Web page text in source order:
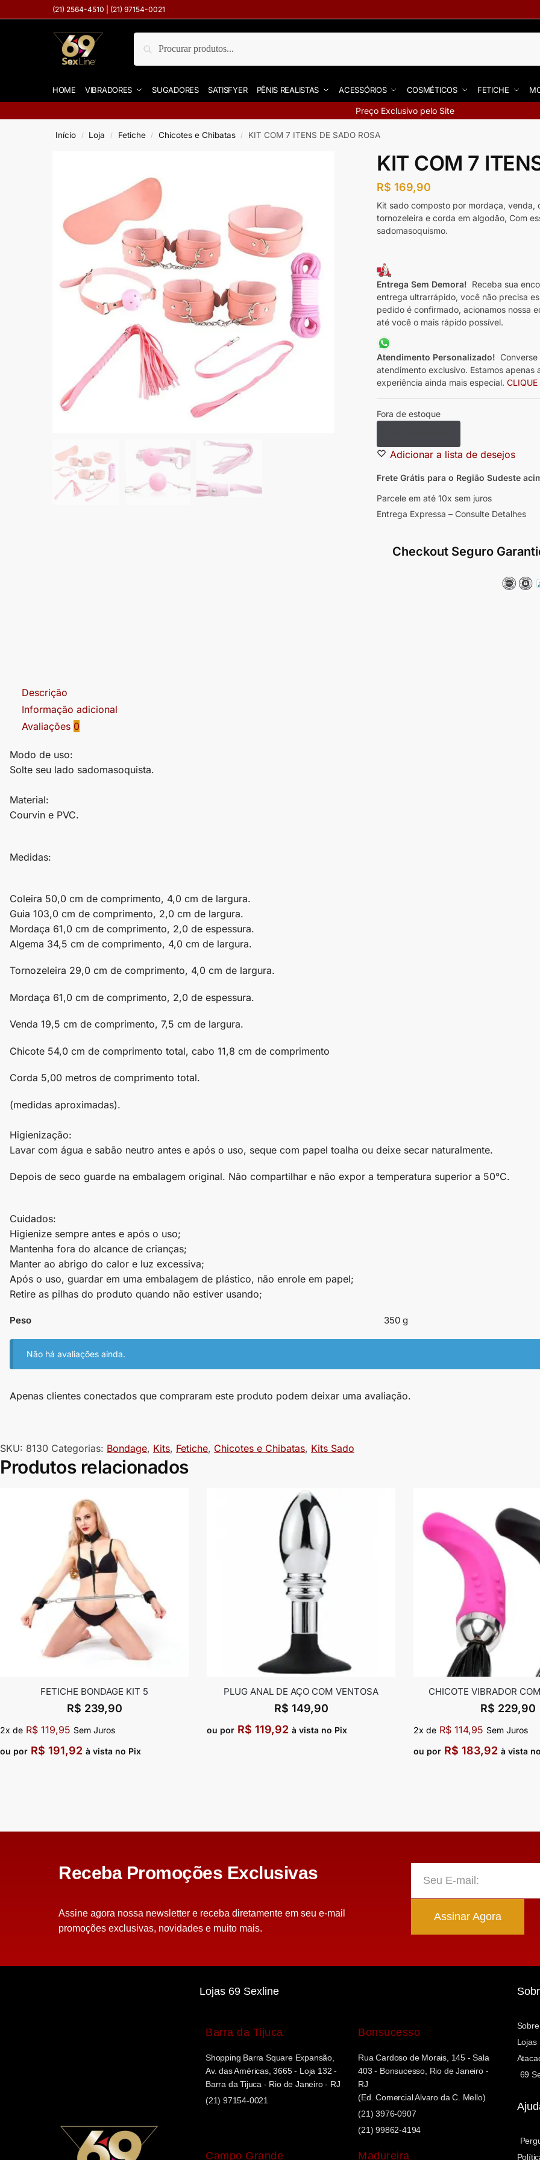
(21) 2564-4510 | (21) 97154-0021
Pesquisar
HOME VIBRADORES SUGADORES SATISFYER PÊNIS REALISTAS ACESSÓRIOS COSMÉTICOS FETICHE
Preço Exclusivo pelo Site
Início / Loja / Fetiche / Chicotes e Chibatas / KIT COM 7 ITENS DE SADO ROSA
KIT COM 7
R$ 169,90
Kit sado composto por mordaça,
tornozeleira e corda em algodão, Com
sadomasoquismo.
Entrega Sem Demora! Receba sua
entrega ultrarrápido, você não precisa
pedido é confirmado, acionamos nossa
até você o mais rápido possível.
Atendimento Personalizado!
atendimento exclusivo. Estamos
experiência ainda mais especial.
Fora de estoque
Adicionar a lista de desejos
Frete Grátis para o Região Sudeste
Parcele em até 10x sem juros
Entrega Expressa – Consulte Detalhes
Checkout Seguro
Descrição
Informação adicional
Avaliações 0
Modo de uso:
Solte seu lado sadomasoquista.
Material:
Courvin e PVC.
Medidas:
Coleira 50,0 cm de comprimento, 4,0 cm de largura.
Guia 103,0 cm de comprimento, 2,0 cm de largura.
Mordaça 61,0 cm de comprimento, 2,0 de espessura.
Algema 34,5 cm de comprimento, 4,0 cm de largura.
Tornozeleira 29,0 cm de comprimento, 4,0 cm de largura.
Mordaça 61,0 cm de comprimento, 2,0 de espessura.
Venda 19,5 cm de comprimento, 7,5 cm de largura.
Chicote 54,0 cm de comprimento total, cabo 11,8 cm de comprimento
Corda 5,00 metros de comprimento total.
(medidas aproximadas).
Higienização:
Lavar com água e sabão neutro antes e após o uso, seque com papel toalha ou deixe secar naturalmente.
Depois de seco guarde na embalagem original. Não compartilhar e não expor a temperatura superior a 50°C.
Cuidados:
Higienize sempre antes e após o uso;
Mantenha fora do alcance de crianças;
Manter ao abrigo do calor e luz excessiva;
Após o uso, guardar em uma embalagem de plástico, não enrole em papel;
Retire as pilhas do produto quando não estiver usando;
Peso 350 g
Não há avaliações ainda.
Apenas clientes conectados que compraram este produto podem deixar uma avaliação.
SKU: 8130 Categorias: Bondage, Kits, Fetiche, Chicotes e Chibatas, Kits Sado
Produtos relacionados
FETICHE BONDAGE KIT 5
R$ 239,90
2x de R$ 119,95 Sem Juros
ou por R$ 191,92 à vista no Pix
PLUG ANAL DE AÇO COM VENTOSA
R$ 149,90
ou por R$ 119,92 à vista no Pix
CHICOTE VIBRADOR
R$ 229,90
2x de R$ 114,95 Sem Juros
ou por R$ 183,92 à vista
Receba Promoções Exclusivas
Assine agora nossa newsletter e receba diretamente em seu e-mail
promoções exclusivas, novidades e muito mais.
Assinar Agora
Lojas 69 Sexline
Barra da Tijuca
Shopping Barra Square Expansão,
Av. das Américas, 3665 - Loja 132 -
Barra da Tijuca - Rio de Janeiro - RJ
(21) 97154-0021
Bonsucesso
Rua Cardoso de Morais, 145 - Sala
403 - Bonsucesso, Rio de Janeiro -
RJ
(Ed. Comercial Alvaro da C. Mello)
(21) 3976-0907
(21) 99862-4194
Campo Grande Madureira
Lojas
69